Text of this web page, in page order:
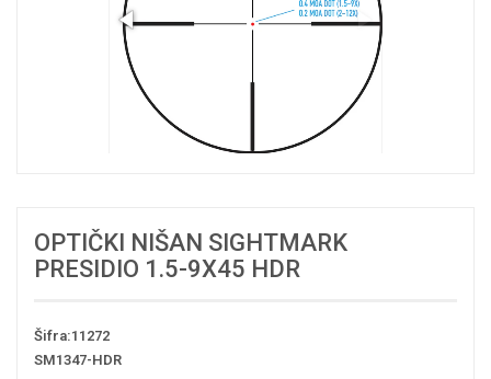
OPTIČKI NIŠAN SIGHTMARK
PRESIDIO 1.5-9X45 HDR
Šifra:11272
SM1347-HDR